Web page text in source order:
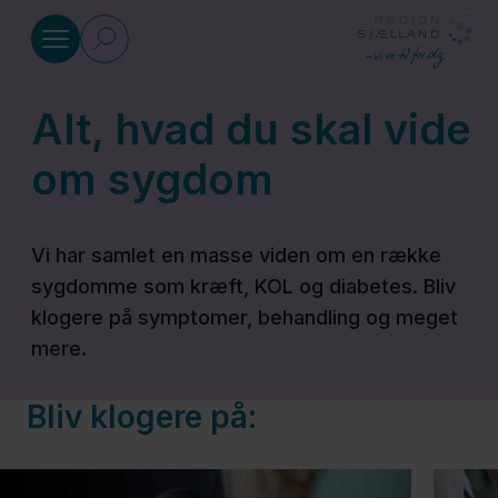
Sundhed
Alt hvad
du skal
vide om
Befordring
Alt, hvad du skal vide
om sygdom
Vi har samlet en masse viden om en række
sygdomme som kræft, KOL og diabetes. Bliv
klogere på symptomer, behandling og meget
mere.
Bliv klogere på: